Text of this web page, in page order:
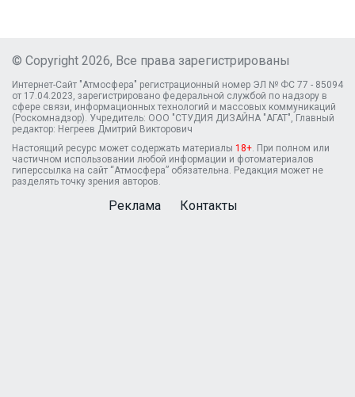
© Copyright 2026, Все права зарегистрированы
Интернет-Сайт "Атмосфера" регистрационный номер ЭЛ № ФС 77 - 85094
от 17.04.2023, зарегистрировано федеральной службой по надзору в
сфере связи, информационных технологий и массовых коммуникаций
(Роскомнадзор). Учредитель: ООО "СТУДИЯ ДИЗАЙНА "АГАТ", Главный
редактор: Негреев Дмитрий Викторович
Настоящий ресурс может содержать материалы 18+ . При полном или
частичном использовании любой информации и фотоматериалов
гиперссылка на сайт “Атмосфера” обязательна. Редакция может не
разделять точку зрения авторов.
Реклама Контакты